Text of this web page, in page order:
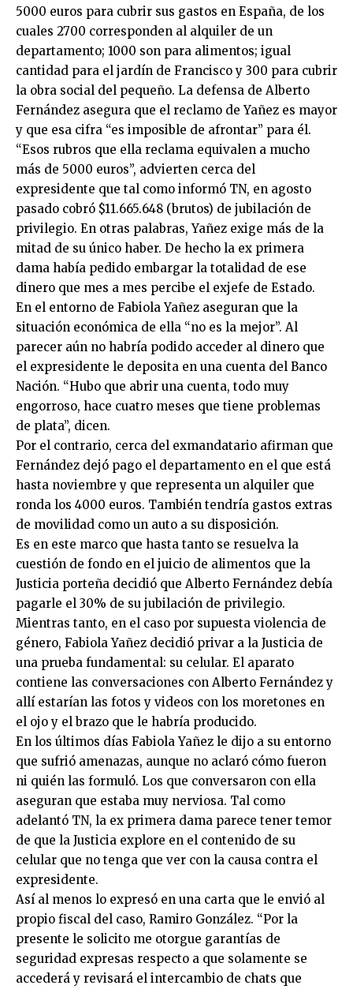
5000 euros para cubrir sus gastos en España, de los
cuales 2700 corresponden al alquiler de un
departamento; 1000 son para alimentos; igual
cantidad para el jardín de Francisco y 300 para cubrir
la obra social del pequeño. La defensa de Alberto
Fernández asegura que el reclamo de Yañez es mayor
y que esa cifra “es imposible de afrontar” para él.
“Esos rubros que ella reclama equivalen a mucho
más de 5000 euros”, advierten cerca del
expresidente que tal como informó TN, en agosto
pasado cobró $11.665.648 (brutos) de jubilación de
privilegio. En otras palabras, Yañez exige más de la
mitad de su único haber. De hecho la ex primera
dama había pedido embargar la totalidad de ese
dinero que mes a mes percibe el exjefe de Estado.
En el entorno de Fabiola Yañez aseguran que la
situación económica de ella “no es la mejor”. Al
parecer aún no habría podido acceder al dinero que
el expresidente le deposita en una cuenta del Banco
Nación. “Hubo que abrir una cuenta, todo muy
engorroso, hace cuatro meses que tiene problemas
de plata”, dicen.
Por el contrario, cerca del exmandatario afirman que
Fernández dejó pago el departamento en el que está
hasta noviembre y que representa un alquiler que
ronda los 4000 euros. También tendría gastos extras
de movilidad como un auto a su disposición.
Es en este marco que hasta tanto se resuelva la
cuestión de fondo en el juicio de alimentos que la
Justicia porteña decidió que Alberto Fernández debía
pagarle el 30% de su jubilación de privilegio.
Mientras tanto, en el caso por supuesta violencia de
género, Fabiola Yañez decidió privar a la Justicia de
una prueba fundamental: su celular. El aparato
contiene las conversaciones con Alberto Fernández y
allí estarían las fotos y videos con los moretones en
el ojo y el brazo que le habría producido.
En los últimos días Fabiola Yañez le dijo a su entorno
que sufrió amenazas, aunque no aclaró cómo fueron
ni quién las formuló. Los que conversaron con ella
aseguran que estaba muy nerviosa. Tal como
adelantó TN, la ex primera dama parece tener temor
de que la Justicia explore en el contenido de su
celular que no tenga que ver con la causa contra el
expresidente.
Así al menos lo expresó en una carta que le envió al
propio fiscal del caso, Ramiro González. “Por la
presente le solicito me otorgue garantías de
seguridad expresas respecto a que solamente se
accederá y revisará el intercambio de chats que